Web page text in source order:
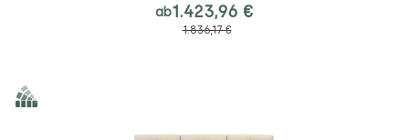
ab1.423,96 €
1.836,17 €